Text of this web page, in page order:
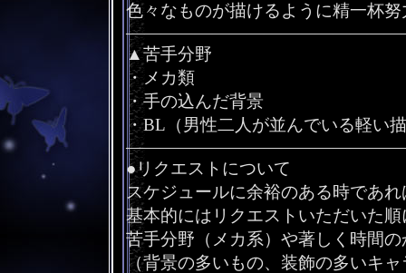
色々なものが描けるように精一杯
▲苦手分野
・メカ類
・手の込んだ背景
・BL（男性二人が並んでいる軽い
●リクエストについて
スケジュールに余裕のある時であれ
基本的にはリクエストいただいた
苦手分野（メカ系）や著しく時間
（背景の多いもの、装飾の多いキ